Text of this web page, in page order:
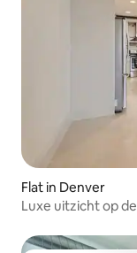
Flat in Denver
Luxe uitzicht op